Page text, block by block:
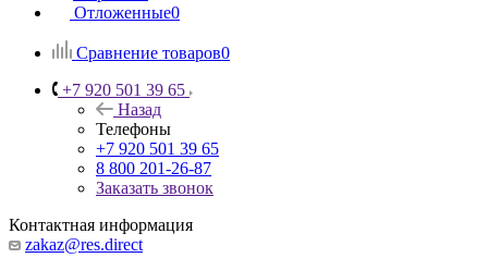
Отложенные0
Сравнение товаров0
+7 920 501 39 65
Назад
Телефоны
+7 920 501 39 65
8 800 201-26-87
Заказать звонок
Контактная информация
zakaz@res.direct